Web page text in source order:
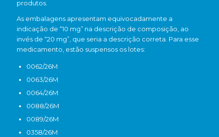
produtos.
As embalagens apresentam equivocadamente a
indicação de “10 mg” na descrição de composição, ao
invés de “20 mg”, que seria a descrição correta. Para esse
medicamento, estão suspensos os lotes:
0062/26M
0063/26M
0064/26M
0088/26M
0089/26M
0358/26M